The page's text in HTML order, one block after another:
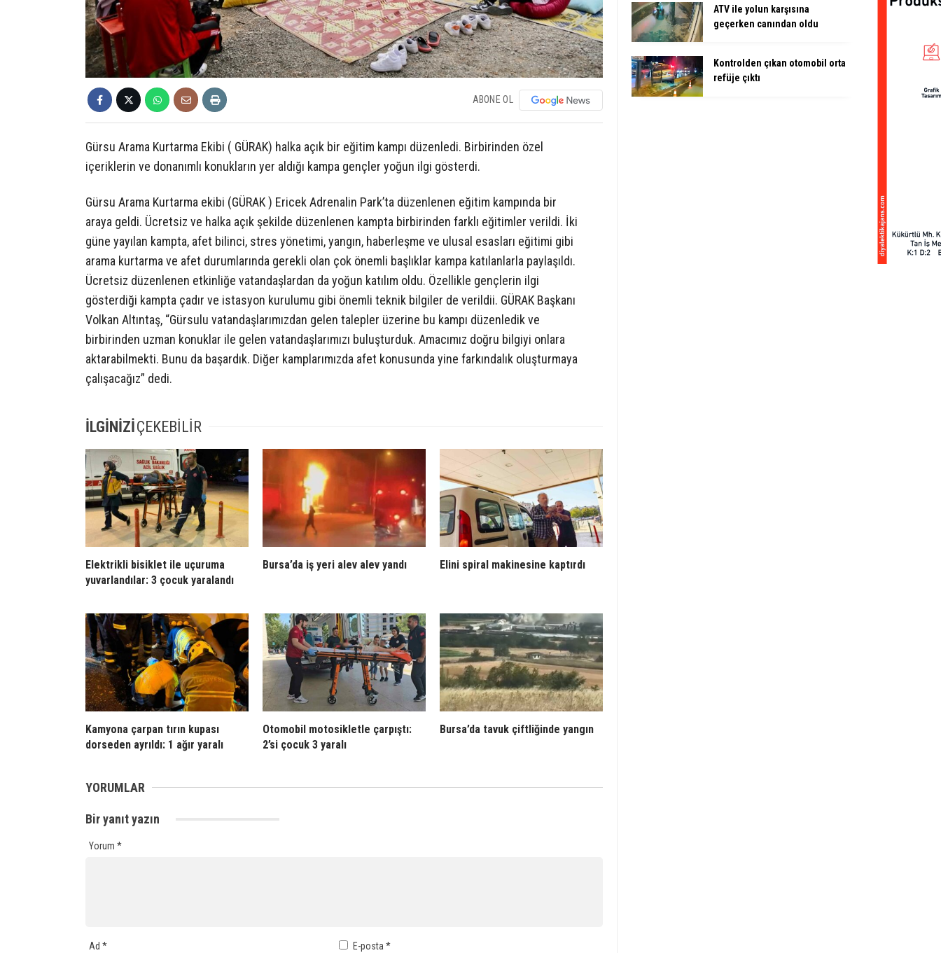
ABONE OL
Gürsu Arama Kurtarma Ekibi ( GÜRAK) halka açık bir eğitim kampı düzenledi. Birbirinden özel
içeriklerin ve donanımlı konukların yer aldığı kampa gençler yoğun ilgi gösterdi.
Gürsu Arama Kurtarma ekibi (GÜRAK ) Ericek Adrenalin Park’ta düzenlenen eğitim kampında bir
araya geldi. Ücretsiz ve halka açık şekilde düzenlenen kampta birbirinden farklı eğitimler verildi. İki
güne yayılan kampta, afet bilinci, stres yönetimi, yangın, haberleşme ve ulusal esasları eğitimi gibi
arama kurtarma ve afet durumlarında gerekli olan çok önemli başlıklar kampa katılanlarla paylaşıldı.
Ücretsiz düzenlenen etkinliğe vatandaşlardan da yoğun katılım oldu. Özellikle gençlerin ilgi
gösterdiği kampta çadır ve istasyon kurulumu gibi önemli teknik bilgiler de verildii. GÜRAK Başkanı
Volkan Altıntaş, “Gürsulu vatandaşlarımızdan gelen talepler üzerine bu kampı düzenledik ve
birbirinden uzman konuklar ile gelen vatandaşlarımızı buluşturduk. Amacımız doğru bilgiyi onlara
aktarabilmekti. Bunu da başardık. Diğer kamplarımızda afet konusunda yine farkındalık oluşturmaya
çalışacağız” dedi.
İLGİNİZİÇEKEBİLİR
Elektrikli bisiklet ile uçuruma
yuvarlandılar: 3 çocuk yaralandı
Bursa’da iş yeri alev alev yandı Elini spiral makinesine kaptırdı
Kamyona çarpan tırın kupası
dorseden ayrıldı: 1 ağır yaralı
Otomobil motosikletle çarpıştı:
2’si çocuk 3 yaralı
Bursa’da tavuk çiftliğinde yangın
YORUMLAR
Bir yanıt yazın
Yorum *
Ad * E-posta *
ATV ile yolun karşısına
geçerken canından oldu
Kontrolden çıkan otomobil orta
refüje çıktı